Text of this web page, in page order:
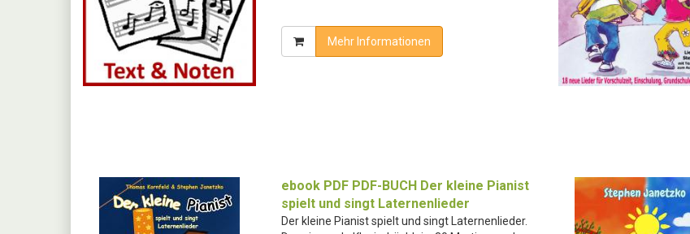
Mehr Informationen
ebook PDF PDF-BUCH Der kleine Pianist
spielt und singt Laternenlieder
Der kleine Pianist spielt und singt Laternenlieder.